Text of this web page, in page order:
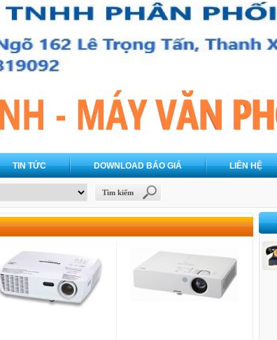
TIN TỨC DOWNLOAD BÁO GIÁ LIÊN HỆ
Tìm kiếm